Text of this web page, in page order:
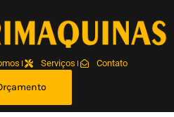
Serviços Contato